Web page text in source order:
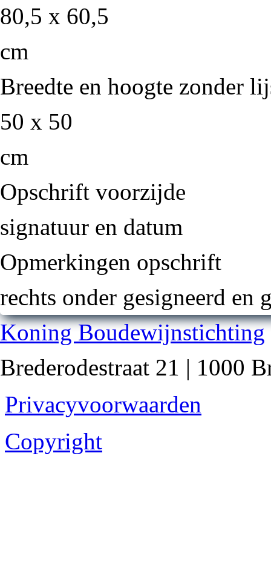
80,5 x 60,5
cm
Breedte en hoogte zonder
50 x 50
cm
Opschrift voorzijde
signatuur en datum
Opmerkingen opschrift
rechts onder gesigneerd en
Koning Boudewijnstichting
Brederodestraat 21 | 1000
Privacyvoorwaarden
Copyright